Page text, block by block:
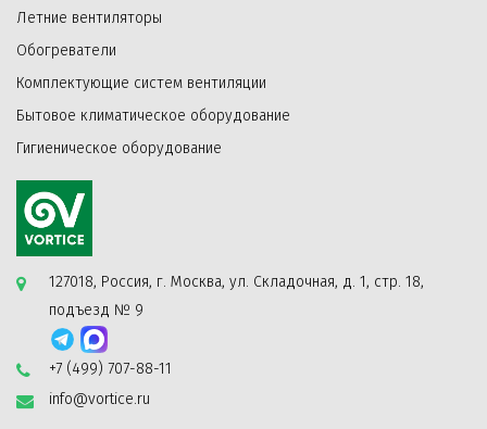
Летние вентиляторы
Обогреватели
Комплектующие систем вентиляции
Бытовое климатическое оборудование
Гигиеническое оборудование
127018, Россия, г. Москва, ул. Складочная, д. 1, стр. 18,
подъезд № 9
+7 (499) 707-88-11
info@vortice.ru